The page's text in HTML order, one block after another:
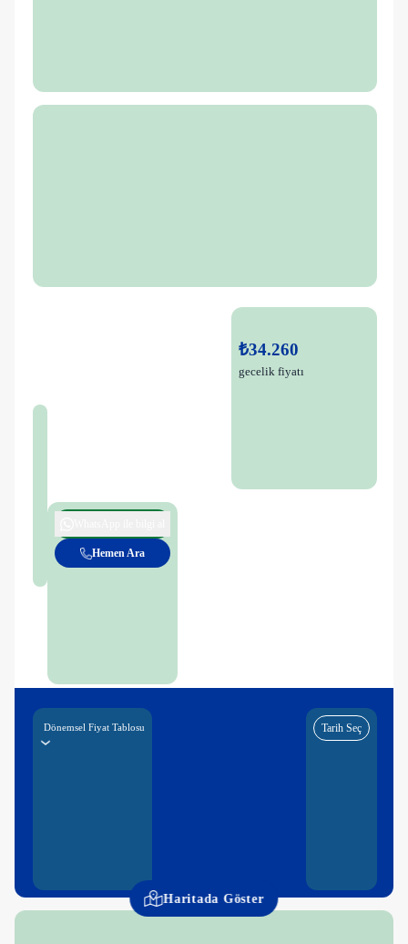
Haritada Göster
₺34.260
gecelik fiyatı
Hemen Ara
Dönemsel Fiyat Tablosu Tarih Seç